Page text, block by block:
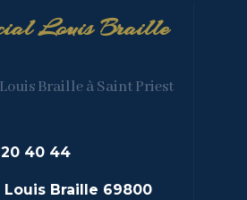
Louis Braille
Braille à Saint Priest
40 44
Louis Braille 69800